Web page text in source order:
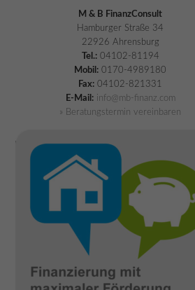
M & B FinanzConsult
Hamburger Straße 34
22926 Ahrensburg
Tel.:04102-81194
Mobil: 0170-4989180
Fax: 04102-821331
E-Mail: info@mb-finanz.com
» Beratungstermin vereinbaren